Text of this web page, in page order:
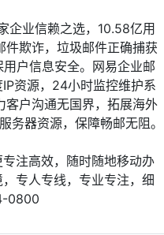
企业信赖之选，10.58亿用
欺诈，垃圾邮件正确捕获
户信息安全。网易企业邮
资源，24小时监控维护系
客户沟通无国界，拓展海外
务器资源，保障畅邮无阻。
注高效，随时随地移动办
专人专线，专业专注，细
0800